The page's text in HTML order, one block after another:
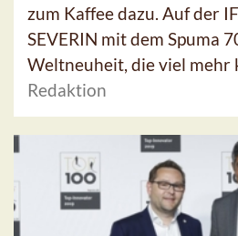
zum Kaffee dazu. Auf der
SEVERIN mit dem Spuma
Weltneuheit, die viel mehr
Redaktion